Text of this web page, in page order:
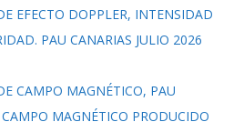
EFECTO DOPPLER, INTENSIDAD
PAU CANARIAS JULIO 2026
CAMPO MAGNÉTICO, PAU
MAGNÉTICO PRODUCIDO